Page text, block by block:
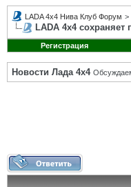
LADA 4x4 Нива Клуб Форум >
LADA 4х4
Регистрация
Новости Лада 4х4